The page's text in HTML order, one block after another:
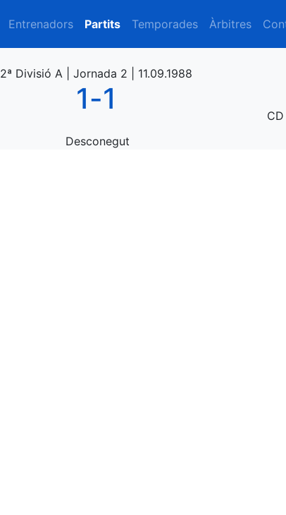
Entrenadors Partits Temporades Àrbitres
2ª Divisió A | Jornada 2 | 11.09.1988
1-1
Desconegut